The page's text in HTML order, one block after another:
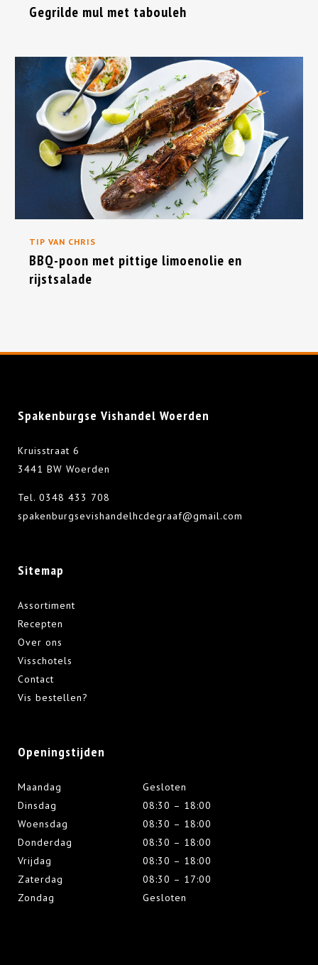
Gegrilde mul met tabouleh
TIP VAN CHRIS
BBQ-poon met pittige limoenolie en
rijstsalade
Spakenburgse Vishandel Woerden
Kruisstraat 6
3441 BW Woerden
Tel. 0348 433 708
spakenburgsevishandelhcdegraaf@gmail.com
Sitemap
Assortiment
Recepten
Over ons
Visschotels
Contact
Vis bestellen?
Openingstijden
Maandag
Gesloten
Dinsdag
08:30 – 18:00
Woensdag
08:30 – 18:00
Donderdag
08:30 – 18:00
Vrijdag
08:30 – 18:00
Zaterdag
08:30 – 17:00
Zondag
Gesloten